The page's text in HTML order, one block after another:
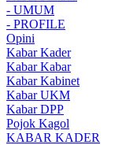
- UMUM
- PROFILE
Opini
Kabar Kader
Kabar Kabar
Kabar Kabinet
Kabar UKM
Kabar DPP
Pojok Kagol
KABAR KADER